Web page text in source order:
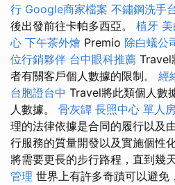
行 Google商家檔案 不鏽鋼洗手
後出發前往卡帕多西亞。 植牙 美
心 下午茶外燴 Premio 除白蟻公
位行銷夥伴 台中眼科推薦 Travel
者有關客戶個人數據的限制。 經
台胞證台中 Travel將此類個人數
人數據。 骨灰罈 長照中心 單人
理的法律依據是合同的履行以及
行服務的質量開發以及實施個性
將需要更長的步行路程，直到幾
管理 世界上有許多奇蹟可以避免